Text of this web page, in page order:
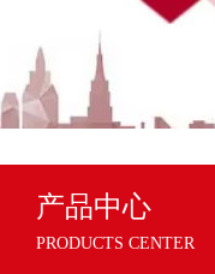
产品中心
PRODUCTS CENTER